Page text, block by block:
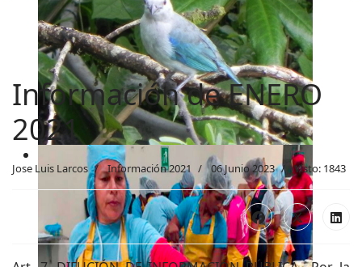
Información de ENERO
2021
Jose Luis Larcos Información 2021 06 Junio 2023 Visto: 1843